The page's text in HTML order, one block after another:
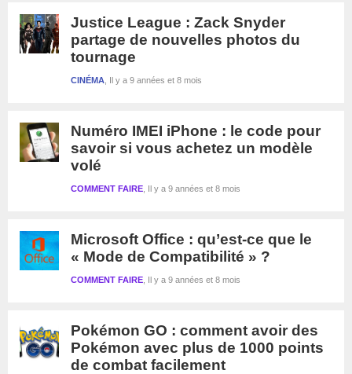
Justice League : Zack Snyder
partage de nouvelles photos du
tournage
Il y a 9 années et 8 mois
CINÉMA
Numéro IMEI iPhone : le code pour
savoir si vous achetez un modèle
volé
Il y a 9 années et 8 mois
COMMENT FAIRE
Microsoft Office : qu’est-ce que le
« Mode de Compatibilité » ?
Il y a 9 années et 8 mois
COMMENT FAIRE
Pokémon GO : comment avoir des
Pokémon avec plus de 1000 points
de combat facilement